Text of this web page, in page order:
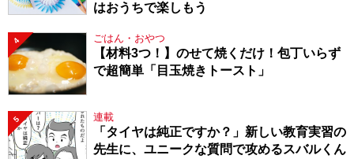
はおうちで楽しもう
4 ごはん・おやつ
【材料3つ！】のせて焼くだけ！包丁いらず
で超簡単「目玉焼きトースト」
5 連載
「タイヤは純正ですか？」新しい教育実習の
先生に、ユニークな質問で攻めるスバルくん